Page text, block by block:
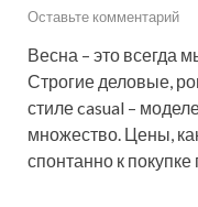
Оставьте комментарий
Весна – это всегда
Строгие деловые,
стиле casual –
множество. Цены,
спонтанно к покупке